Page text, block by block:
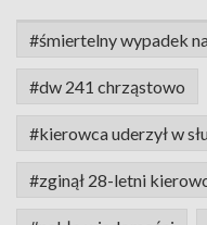
#śmiertelny wypadek
#dw 241 chrząstowo
#kierowca uderzył w
#zginął 28-letni